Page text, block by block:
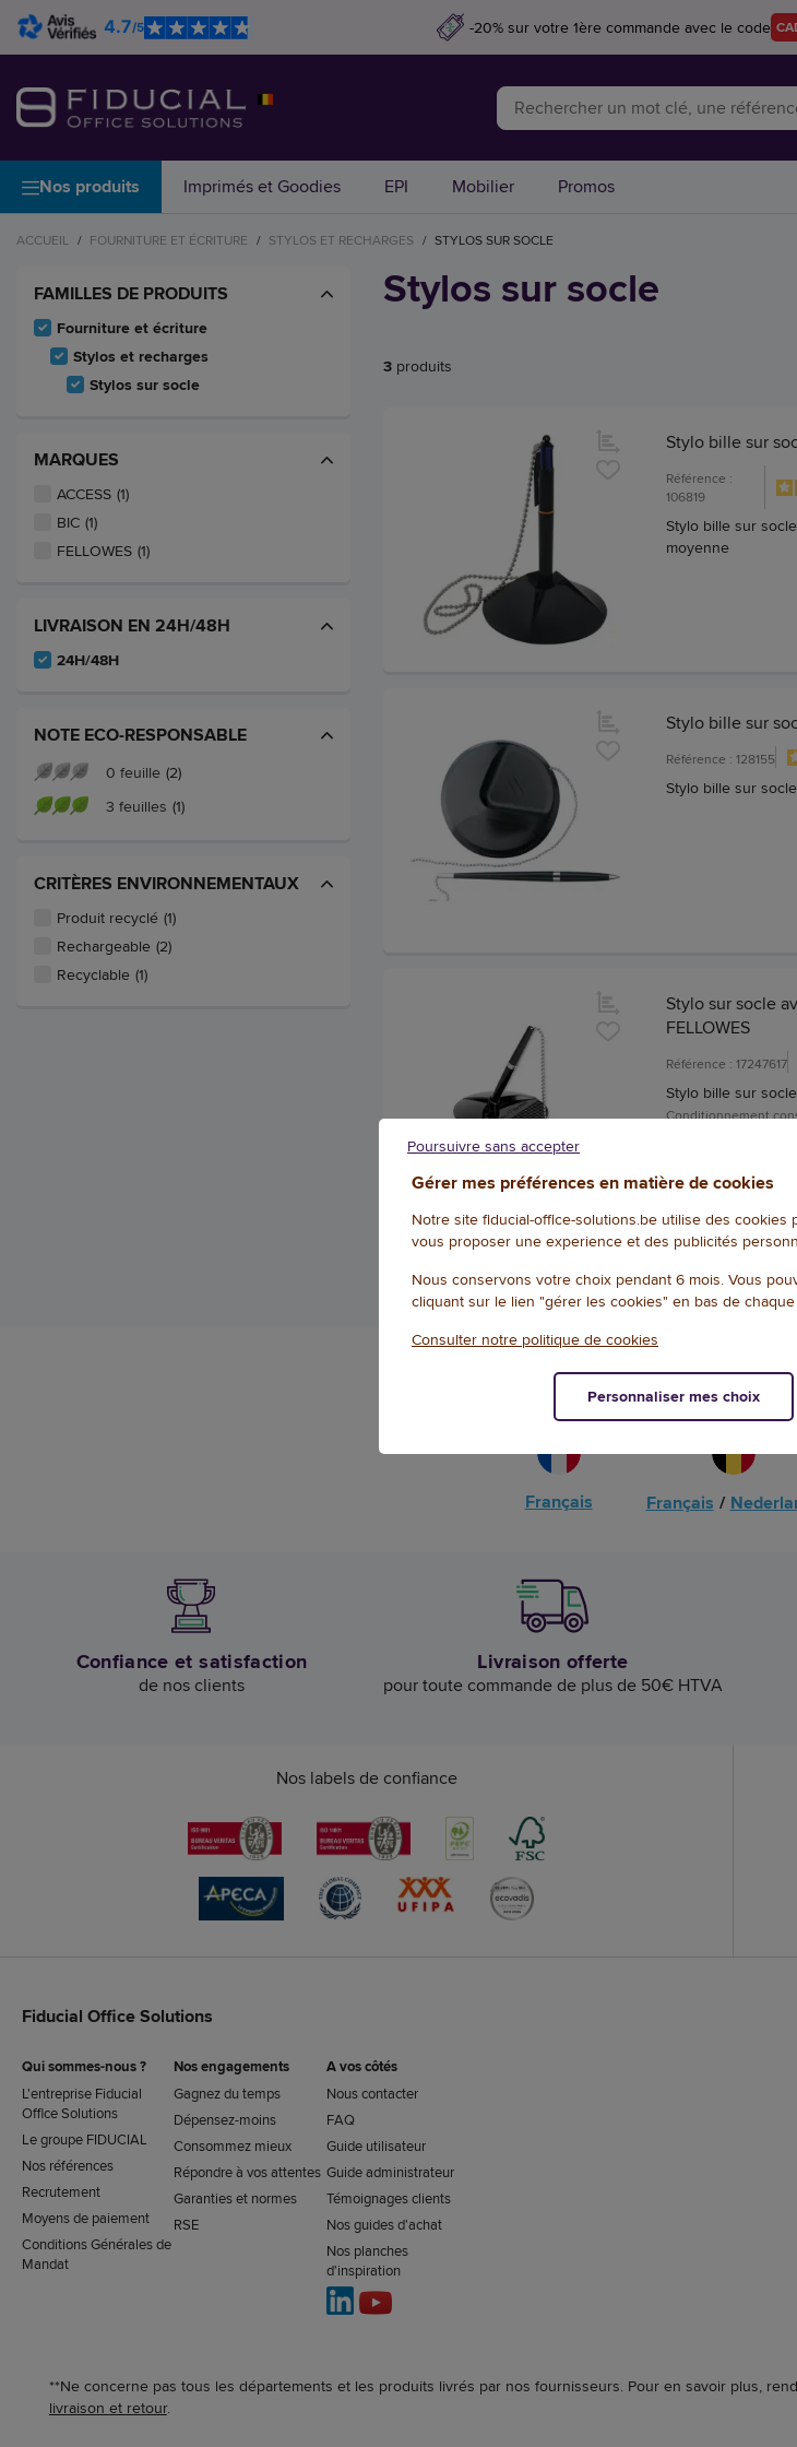
4.7/5 -20% sur votre 1ère commande avec le code
Nos produits Imprimés et Goodies EPI Mobilier Promos
ACCUEIL / FOURNITURE ET ÉCRITURE / STYLOS ET RECHARGES / STYLOS SUR SOCLE
FAMILLES DE PRODUITS
Fourniture et écriture
Stylos et recharges
Stylos sur socle
MARQUES
ACCESS (1)
BIC (1)
FELLOWES (1)
LIVRAISON EN 24H/48H
24H/48H
NOTE ECO-RESPONSABLE
0 feuille (2)
3 feuilles (1)
CRITÈRES ENVIRONNEMENTAUX
Produit recyclé (1)
Rechargeable (2)
Recyclable (1)
Stylos sur socle
3 produits
Stylo bille sur
Référence :
106819
Stylo bille sur
moyenne
Stylo bille sur
Référence : 128155
Stylo bille sur socle
Stylo sur socle
FELLOWES
Référence : 17247617
Stylo bille sur
Conditionnement
Fiducial Office
Français Français /
Confiance et satisfaction
de nos clients
Livraison offerte
pour toute commande de plus de 50€ HTVA
Nos labels de confiance
Fiducial Office Solutions
Qui sommes-nous ?
L'entreprise Fiducial
Office Solutions
Le groupe FIDUCIAL
Nos références
Recrutement
Moyens de paiement
Conditions Générales de
Mandat
Nos engagements
Gagnez du temps
Dépensez-moins
Consommez mieux
Répondre à vos attentes
Garanties et normes
RSE
A vos côtés
Nous contacter
FAQ
Guide utilisateur
Guide administrateur
Témoignages clients
Nos guides d'achat
Nos planches
d'inspiration
**Ne concerne pas tous les départements et les produits livrés par nos fournisseurs. Pour en savoir plus,
livraison et retour.
Gérer mes préférences en matière de cookies
Notre site fiducial-office-solutions.be utilise des
vous proposer une experience et des publicités
Nous conservons votre choix pendant 6 mois. Vous
cliquant sur le lien "gérer les cookies" en bas de
Consulter notre politique de cookies
Poursuivre sans accepter
Personnaliser mes choix